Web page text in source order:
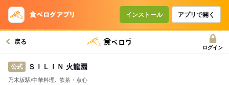
インストール アプリで開く
戻る
ログイン
公式 ＳＩＬＩＮ 火龍園
乃木坂駅/中華料理､ 飲茶・点心